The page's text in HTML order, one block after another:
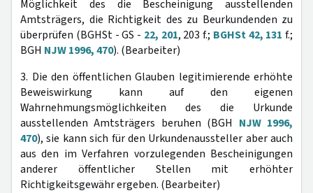
Möglichkeit des die Bescheinigung ausstellenden
Amtsträgers, die Richtigkeit des zu Beurkundenden zu
überprüfen (BGHSt - GS - 22, 201, 203 f.; BGHSt 42, 131 f.;
BGH NJW 1996, 470). (Bearbeiter)
3. Die den öffentlichen Glauben legitimierende erhöhte
Beweiswirkung kann auf den eigenen
Wahrnehmungsmöglichkeiten des die Urkunde
ausstellenden Amtsträgers beruhen (BGH NJW 1996,
470), sie kann sich für den Urkundenaussteller aber auch
aus den im Verfahren vorzulegenden Bescheinigungen
anderer öffentlicher Stellen mit erhöhter
Richtigkeitsgewähr ergeben. (Bearbeiter)